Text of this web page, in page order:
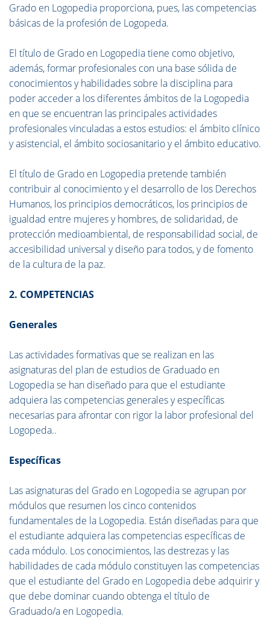
Grado en Logopedia proporciona, pues, las competencias
básicas de la profesión de Logopeda.
El título de Grado en Logopedia tiene como objetivo,
además, formar profesionales con una base sólida de
conocimientos y habilidades sobre la disciplina para
poder acceder a los diferentes ámbitos de la Logopedia
en que se encuentran las principales actividades
profesionales vinculadas a estos estudios: el ámbito clínico
y asistencial, el ámbito sociosanitario y el ámbito educativo.
El título de Grado en Logopedia pretende también
contribuir al conocimiento y el desarrollo de los Derechos
Humanos, los principios democráticos, los principios de
igualdad entre mujeres y hombres, de solidaridad, de
protección medioambiental, de responsabilidad social, de
accesibilidad universal y diseño para todos, y de fomento
de la cultura de la paz.
2. COMPETENCIAS
Generales
Las actividades formativas que se realizan en las
asignaturas del plan de estudios de Graduado en
Logopedia se han diseñado para que el estudiante
adquiera las competencias generales y específicas
necesarias para afrontar con rigor la labor profesional del
Logopeda..
Específicas
Las asignaturas del Grado en Logopedia se agrupan por
módulos que resumen los cinco contenidos
fundamentales de la Logopedia. Están diseñadas para que
el estudiante adquiera las competencias específicas de
cada módulo. Los conocimientos, las destrezas y las
habilidades de cada módulo constituyen las competencias
que el estudiante del Grado en Logopedia debe adquirir y
que debe dominar cuando obtenga el título de
Graduado/a en Logopedia.